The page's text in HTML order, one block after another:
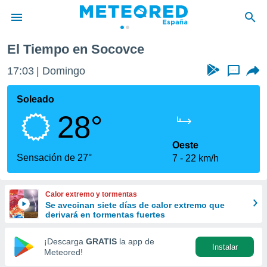
de
por
que se
calidad.
a este
las
y
forma
digital
basada
El Tiempo en Socovce
17:03 Domingo ...
Soleado
28°
Sensación de 27°
Oeste
7
22 km/h
Calor extremo y tormentas
Se avecinan siete días de calor extremo que
derivará en tormentas fuertes
¡Descarga GRATIS la app de
Meteored!
Instalar